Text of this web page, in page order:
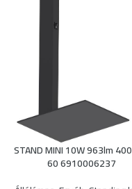
STAND MINI 10W 963lm
60 6910006237